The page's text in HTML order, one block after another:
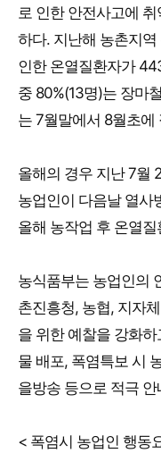
로 인한 안전사고에
하다. 지난해 농촌지
인한 온열질환자가
중 80%(13명)는 장마
는 7월말에서 8월초에
올해의 경우 지난 7월
농업인이 다음날 열사
올해 농작업 후 온열
농식품부는 농업인의
촌진흥청, 농협, 지자
을 위한 예찰을 강화
물 배포, 폭염특보 시
을방송 등으로 적극
< 폭염시 농업인 행동